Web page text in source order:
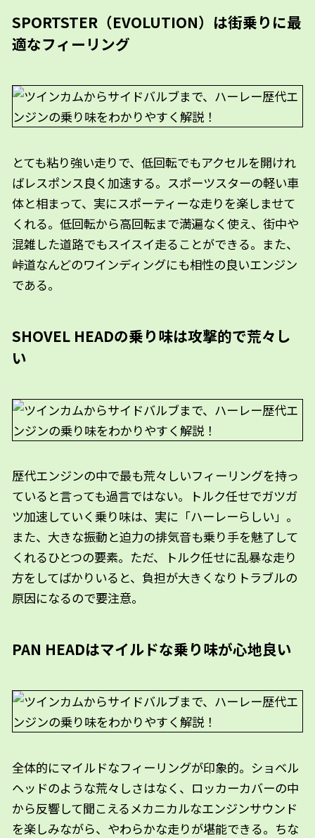
SPORTSTER（EVOLUTION）は街乗りに最
適なフィーリング
とても粘り強い走りで、低回転でもアクセルを開けれ
ばレスポンス良く加速する。スポーツスターの軽い車
体と相まって、実にスポーティーな走りを楽しませて
くれる。低回転から高回転まで満遍なく使え、街中や
混雑した道路でもスイスイ走ることができる。また、
峠道なんどのワインディングにも相性の良いエンジン
である。
SHOVEL HEADの乗り味は攻撃的で荒々し
い
歴代エンジンの中で最も荒々しいフィーリングを持っ
ていると言っても過言ではない。トルク任せでガツガ
ツ加速していく乗り味は、実に「ハーレーらしい」。
また、大きな振動と迫力の排気音も乗り手を魅了して
くれるひとつの要素。ただ、トルク任せに乱暴な走り
方をしてばかりいると、負担が大きくなりトラブルの
原因になるので要注意。
PAN HEADはマイルドな乗り味が心地良い
全体的にマイルドなフィーリングが印象的。ショベル
ヘッドのような荒々しさはなく、ロッカーカバーの中
から反響して聞こえるメカニカルなエンジンサウンド
を楽しみながら、やわらかな走りが堪能できる。ちな